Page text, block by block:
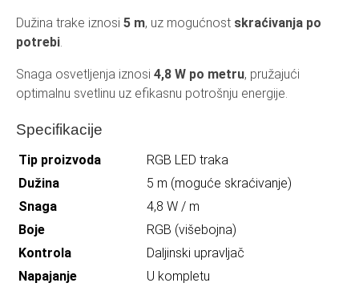
Dužina trake iznosi 5 m, uz mogućnost skraćivanja po
potrebi.
Snaga osvetljenja iznosi 4,8 W po metru, pružajući
optimalnu svetlinu uz efikasnu potrošnju energije.
Specifikacije
Tip proizvoda
RGB LED traka
Dužina
5 m (moguće skraćivanje)
Snaga
4,8 W / m
Boje
RGB (višebojna)
Kontrola
Daljinski upravljač
Napajanje
U kompletu